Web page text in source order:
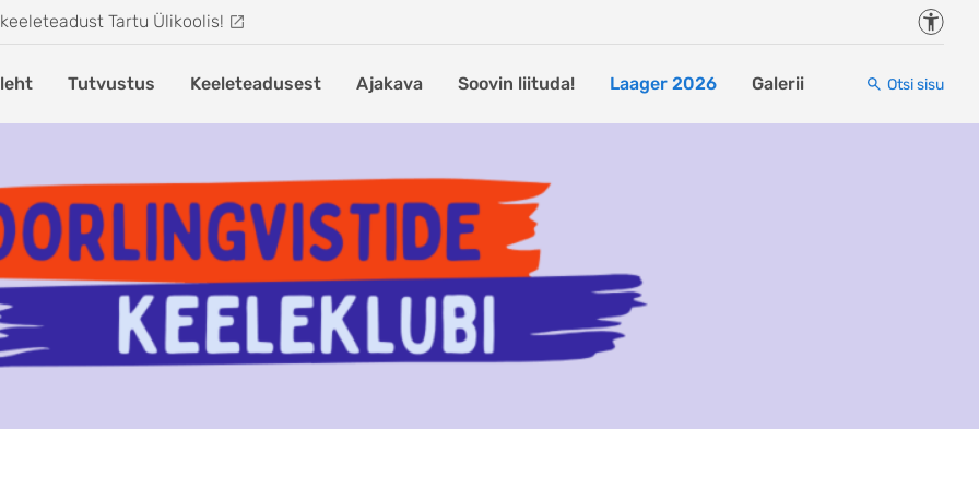
Tartu Ülikoolis!
Tutvustus Keeleteadusest Ajakava Soovin liituda! Laager 2026 Galerii Otsi sisu